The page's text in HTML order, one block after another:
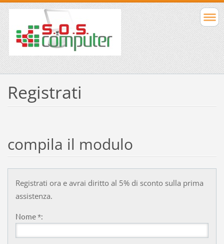
Registrati
compila il modulo
Registrati ora e avrai diritto al 5% di sconto sulla prima
assistenza.
Nome *: